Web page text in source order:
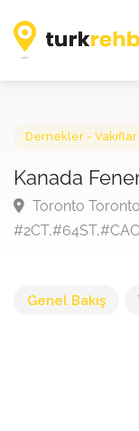
Kanada
Toronto
Genel Bakış